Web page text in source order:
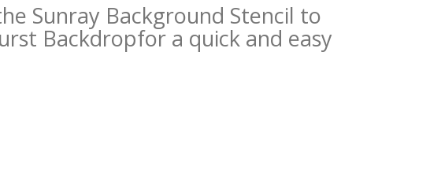
Sunray Background Stencil to
Backdropfor a quick and easy